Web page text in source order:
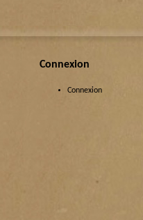
Connexion
Connexion